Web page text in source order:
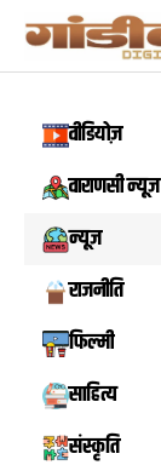
वीडियोज़
वाराणसी न्यूज़
न्यूज़
राजनीति
फिल्मी
साहित्य
संस्कृति